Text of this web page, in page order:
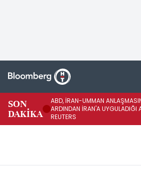
SON
DAKİKA
ABD, İRAN-UMMAN
ARDINDAN İRAN'A UYGULADIĞI
REUTERS